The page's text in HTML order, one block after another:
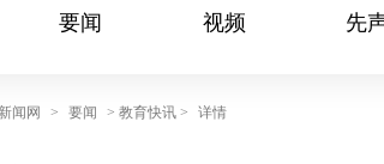
要闻 视频 先
闻网 > 要闻 > 教育快讯 > 详情